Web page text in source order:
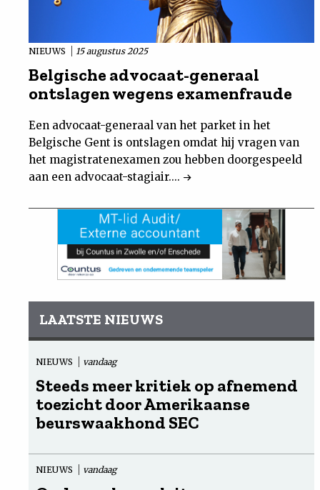
NIEUWS 15 augustus 2025
Belgische advocaat-generaal
ontslagen wegens examenfraude
Een advocaat-generaal van het parket in het
Belgische Gent is ontslagen omdat hij vragen van
het magistratenexamen zou hebben doorgespeeld
aan een advocaat-stagiair....
LAATSTE NIEUWS
NIEUWS vandaag
Steeds meer kritiek op afnemend
toezicht door Amerikaanse
beurswaakhond SEC
NIEUWS vandaag